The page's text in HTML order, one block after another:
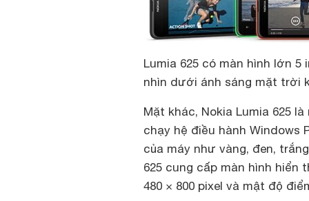
Lumia 625 có màn hình lớn
nhìn dưới ánh sáng mặt trời
Mặt khác, Nokia Lumia 625
chạy hệ điều hành Windows
của máy như vàng, đen,
625 cung cấp màn hình hiển
480 × 800 pixel và mật độ